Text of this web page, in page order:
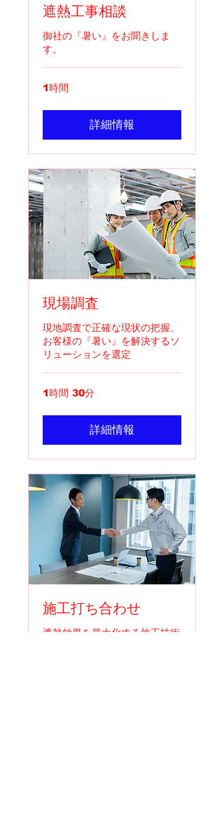
遮熱工事相談
御社の『暑い』をお聞きしま
す。
1時間
詳細情報
現場調査
現地調査で正確な現状の把握、
お客様の『暑い』を解決するソ
リューションを選定
1時間 30分
詳細情報
施工打ち合わせ
遮熱効果を最大化する施工技術